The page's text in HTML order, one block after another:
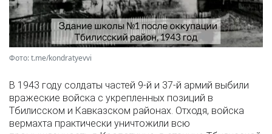
Фото: t.me/kondratyevvi
В 1943 году солдаты частей 9-й и 37-й армий выбили
вражеские войска с укрепленных позиций в
Тбилисском и Кавказском районах. Отходя, войска
вермахта практически уничтожили всю